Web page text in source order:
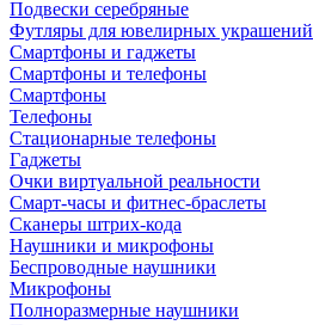
Подвески серебряные
Футляры для ювелирных украшений
Смартфоны и гаджеты
Смартфоны и телефоны
Смартфоны
Телефоны
Стационарные телефоны
Гаджеты
Очки виртуальной реальности
Смарт-часы и фитнес-браслеты
Сканеры штрих-кода
Наушники и микрофоны
Беспроводные наушники
Микрофоны
Полноразмерные наушники